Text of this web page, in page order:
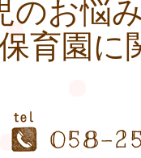
のお悩
育園に